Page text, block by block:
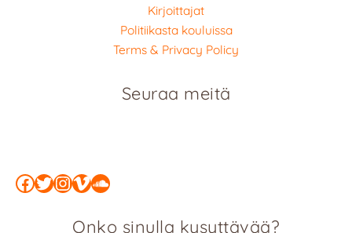
Kirjoittajat
Politiikasta kouluissa
Terms & Privacy Policy
Seuraa meitä
Facebook
Twitter
Instagram
Vimeo
SoundCloud
Onko sinulla kysyttävää?